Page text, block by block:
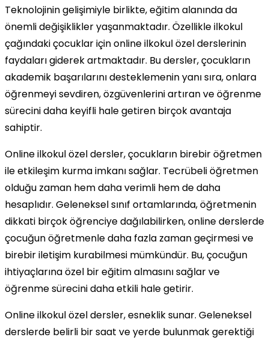
Teknolojinin gelişimiyle birlikte, eğitim alanında da
önemli değişiklikler yaşanmaktadır. Özellikle ilkokul
çağındaki çocuklar için online ilkokul özel derslerinin
faydaları giderek artmaktadır. Bu dersler, çocukların
akademik başarılarını desteklemenin yanı sıra, onlara
öğrenmeyi sevdiren, özgüvenlerini artıran ve öğrenme
sürecini daha keyifli hale getiren birçok avantaja
sahiptir.
Online ilkokul özel dersler, çocukların birebir öğretmen
ile etkileşim kurma imkanı sağlar. Tecrübeli öğretmen
olduğu zaman hem daha verimli hem de daha
hesaplıdır. Geleneksel sınıf ortamlarında, öğretmenin
dikkati birçok öğrenciye dağılabilirken, online derslerde
çocuğun öğretmenle daha fazla zaman geçirmesi ve
birebir iletişim kurabilmesi mümkündür. Bu, çocuğun
ihtiyaçlarına özel bir eğitim almasını sağlar ve
öğrenme sürecini daha etkili hale getirir.
Online ilkokul özel dersler, esneklik sunar. Geleneksel
derslerde belirli bir saat ve yerde bulunmak gerektiği